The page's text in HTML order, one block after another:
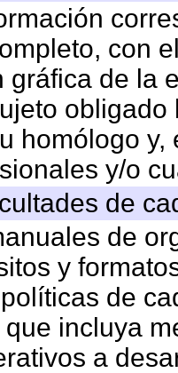
con
gráfica de la
homólogo
y/o
de
de
y
de
incluya
a